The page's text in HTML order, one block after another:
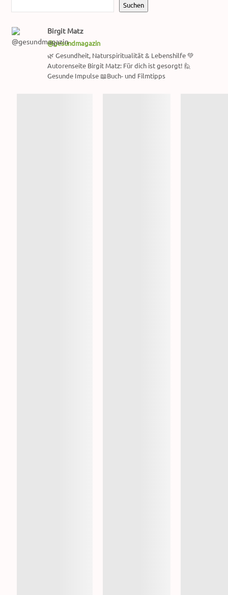
Suchen
Birgit Matz
@gesundmagazin
🌿 Gesundheit, Naturspiritualität & Lebenshilfe 💚
Autorenseite Birgit Matz: Für dich ist gesorgt! 🙋
Gesunde Impulse 📖Buch- und Filmtipps